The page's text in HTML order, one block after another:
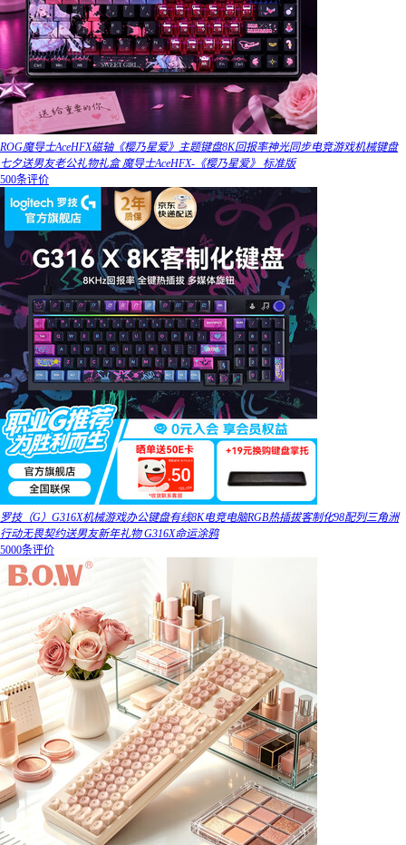
ROG魔导士AceHFX磁轴《樱乃星爱》主题键盘8K回报率神光同步电竞游戏机械键盘
七夕送男友老公礼物礼盒 魔导士AceHFX-《樱乃星爱》 标准版
500条评价
罗技（G）G316X机械游戏办公键盘有线8K电竞电脑RGB热插拔客制化98配列三角洲
行动无畏契约送男友新年礼物 G316X命运涂鸦
5000条评价